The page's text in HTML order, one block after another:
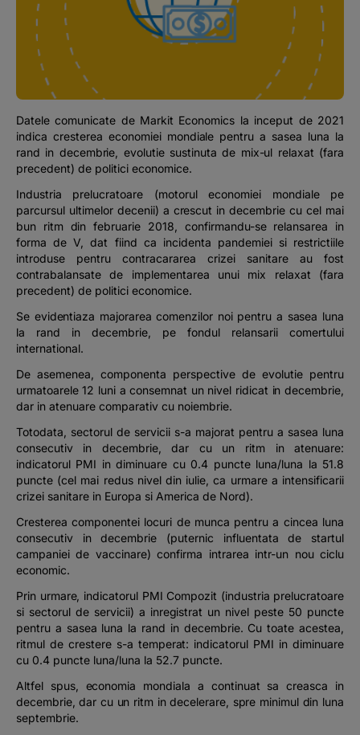
Podcast
The MacRO Zone
Pentru antreprenori
Banking, pe relaxare
Datele comunicate de Markit Economics la inceput de 2021
indica cresterea economiei mondiale pentru a sasea luna la
rand in decembrie, evolutie sustinuta de mix-ul relaxat (fara
precedent) de politici economice.
Industria prelucratoare (motorul economiei mondiale pe
parcursul ultimelor decenii) a crescut in decembrie cu cel mai
bun ritm din februarie 2018, confirmandu-se relansarea in
forma de V, dat fiind ca incidenta pandemiei si restrictiile
introduse pentru contracararea crizei sanitare au fost
contrabalansate de implementarea unui mix relaxat (fara
precedent) de politici economice.
Se evidentiaza majorarea comenzilor noi pentru a sasea luna
la rand in decembrie, pe fondul relansarii comertului
international.
De asemenea, componenta perspective de evolutie pentru
urmatoarele 12 luni a consemnat un nivel ridicat in decembrie,
dar in atenuare comparativ cu noiembrie.
Totodata, sectorul de servicii s-a majorat pentru a sasea luna
consecutiv in decembrie, dar cu un ritm in atenuare:
indicatorul PMI in diminuare cu 0.4 puncte luna/luna la 51.8
puncte (cel mai redus nivel din iulie, ca urmare a intensificarii
crizei sanitare in Europa si America de Nord).
Cresterea componentei locuri de munca pentru a cincea luna
consecutiv in decembrie (puternic influentata de startul
campaniei de vaccinare) confirma intrarea intr-un nou ciclu
economic.
Prin urmare, indicatorul PMI Compozit (industria prelucratoare
si sectorul de servicii) a inregistrat un nivel peste 50 puncte
pentru a sasea luna la rand in decembrie. Cu toate acestea,
ritmul de crestere s-a temperat: indicatorul PMI in diminuare
cu 0.4 puncte luna/luna la 52.7 puncte.
Altfel spus, economia mondiala a continuat sa creasca in
decembrie, dar cu un ritm in decelerare, spre minimul din luna
septembrie.